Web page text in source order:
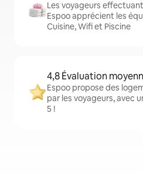
Les voyageurs
Espoo apprécient les
Cuisine, Wifi et Piscine
4,8 Évaluation
Espoo propose des
par les voyageurs, avec
5 !